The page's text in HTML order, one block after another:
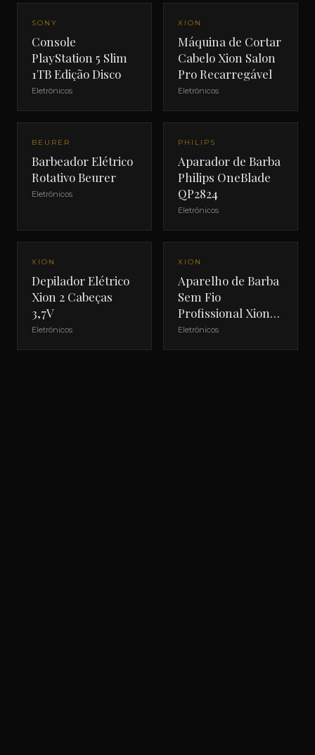
SONY
Console
PlayStation 5 Slim
1TB Edição Disco
Eletrônicos
XION
Máquina de Cortar
Cabelo Xion Salon
Pro Recarregável
Eletrônicos
BEURER
Barbeador Elétrico
Rotativo Beurer
Eletrônicos
PHILIPS
Aparador de Barba
Philips OneBlade
QP2824
Eletrônicos
NOVO
XION
Depilador Elétrico
Xion 2 Cabeças
3,7V
Eletrônicos
NOVO
XION
Aparelho de Barba
Sem Fio
Profissional Xion
XI-SHAVE
Eletrônicos